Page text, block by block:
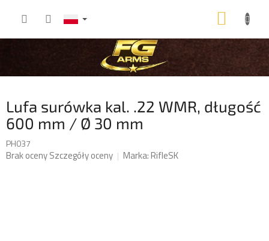
Lufa surówka kal. .22 WMR, długość
600 mm / Ø 30 mm
PH037
Średnia
Brak ocenySzczegóły oceny Marka:RifleSK